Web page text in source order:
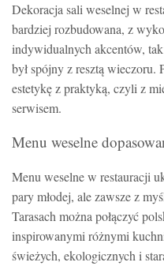
Dekoracja sali weselnej w
bardziej rozbudowana, z
indywidualnych akcentów,
był spójny z resztą wieczoru.
estetykę z praktyką, czyli z
serwisem.
Menu weselne
Menu weselne w restauracji
pary młodej, ale zawsze z
Tarasach można połączyć
inspirowanymi różnymi
świeżych, ekologicznych i